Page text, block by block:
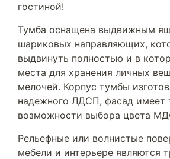
гостиной!
Тумба оснащена выдвижным
шариковых направляющих,
выдвинуть полностью и в
места для хранения личных
мелочей. Корпус тумбы
надежного ЛДСП, фасад имеет
возможности выбора цвета
Рельефные или волнистые
мебели и интерьере являются